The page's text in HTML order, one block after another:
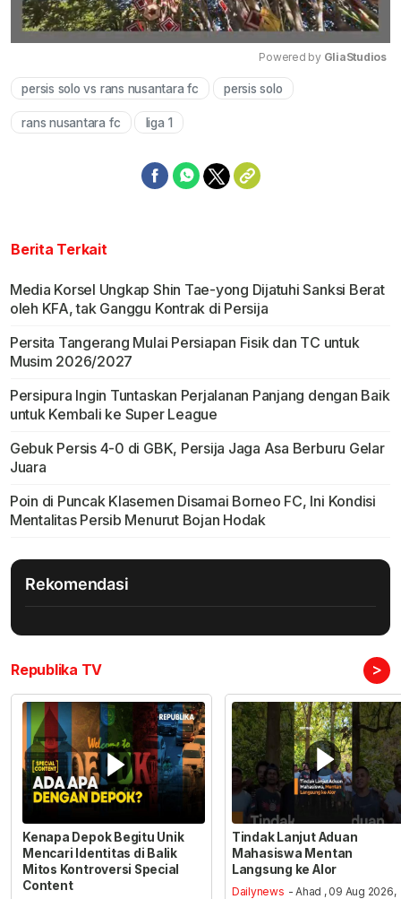
Powered by GliaStudios
persis solo vs rans nusantara fc persis solo
rans nusantara fc liga 1
Berita Terkait
Media Korsel Ungkap Shin Tae-yong Dijatuhi Sanksi Berat
oleh KFA, tak Ganggu Kontrak di Persija
Persita Tangerang Mulai Persiapan Fisik dan TC untuk
Musim 2026/2027
Persipura Ingin Tuntaskan Perjalanan Panjang dengan Baik
untuk Kembali ke Super League
Gebuk Persis 4-0 di GBK, Persija Jaga Asa Berburu Gelar
Juara
Poin di Puncak Klasemen Disamai Borneo FC, Ini Kondisi
Mentalitas Persib Menurut Bojan Hodak
Rekomendasi
Republika TV >
Kenapa Depok Begitu Unik
Mencari Identitas di Balik
Mitos Kontroversi Special
Content
Tindak Lanjut Aduan
Mahasiswa Mentan
Langsung ke Alor
Dailynews - Ahad , 09 Aug 2026,